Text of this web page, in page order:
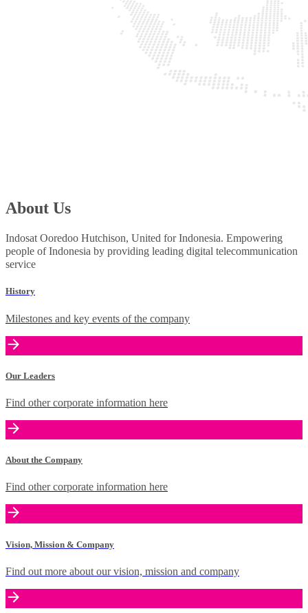
About Us
Indosat Ooredoo Hutchison, United for Indonesia. Empowering
people of Indonesia by providing leading digital telecommunication
service
History
Milestones and key events of the company
Our Leaders
Find other corporate information here
About the Company
Find other corporate information here
Vision, Mission & Company
Find out more about our vision, mission and company